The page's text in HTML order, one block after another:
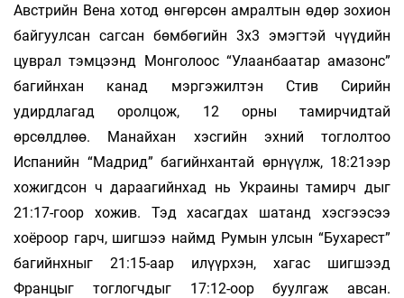
Австрийн Вена хотод өнгөрсөн амралтын өдөр зохион
байгуулсан сагсан бөмбөгийн 3х3 эмэгтэй­ чүүдийн
цуврал тэмцээнд Монголоос “Улаанбаатар амазонс”
багийнхан канад мэргэжилтэн Стив Сирийн
удирдлагад оролцож, 12 орны тамирчидтай
өрсөлдлөө. Манайхан хэсгийн эхний тоглолтоо
Испанийн “Мадрид” багийнхантай өрнүүлж, 18:21ээр
хожигдсон ч дараагийнхад нь Украины тамирч­ дыг
21:17-гоор хожив. Тэд хасагдах шатанд хэсгээсээ
хоёроор гарч, шигшээ наймд Румын улсын “Бухарест”
багийнхныг 21:15-аар илүүрхэн, хагас шигшээд
Францыг тоглогчдыг 17:12-оор буулгаж авсан.